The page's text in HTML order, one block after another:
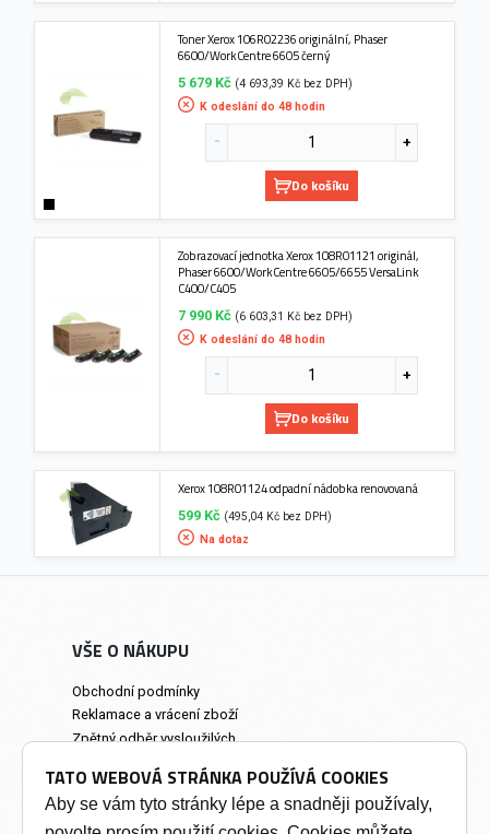
Toner Xerox 106R02236 originální, Phaser
6600/WorkCentre 6605 černý
5 679 Kč (4 693,39 Kč bez DPH)
K odeslání do 48 hodin
Do košíku
Zobrazovací jednotka Xerox 108R01121 originál,
Phaser 6600/WorkCentre 6605/6655 VersaLink
C400/C405
7 990 Kč (6 603,31 Kč bez DPH)
K odeslání do 48 hodin
Do košíku
Xerox 108R01124 odpadní nádobka renovovaná
599 Kč (495,04 Kč bez DPH)
Na dotaz
VŠE O NÁKUPU
Obchodní podmínky
Reklamace a vrácení zboží
Zpětný odběr vysloužilých
Prodejna a osobní odběr
TATO WEBOVÁ STRÁNKA POUŽÍVÁ COOKIES
Aby se vám tyto stránky lépe a snadněji používaly,